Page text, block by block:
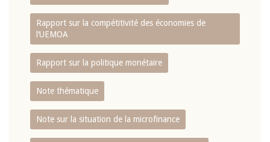
Rapport sur la compétitivité des économies de
l‘UEMOA
Rapport sur la politique monétaire
Note thématique
Note sur la situation de la microfinance